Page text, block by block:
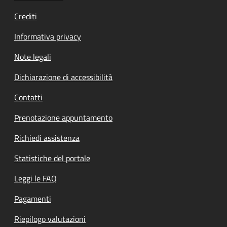
Crediti
Informativa privacy
Note legali
Dichiarazione di accessibilità
Contatti
Prenotazione appuntamento
Richiedi assistenza
Statistiche del portale
Leggi le FAQ
Pagamenti
Riepilogo valutazioni